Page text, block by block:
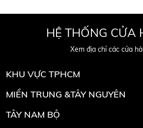
HỆ THỐNG CỬA
Xem địa chỉ các cửa
KHU VỰC TPHCM
MIỀN TRUNG &TÂY NGUYÊN
TÂY NAM BỘ